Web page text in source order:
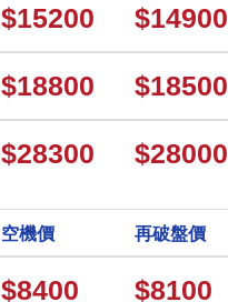
$15200 $14900
$18800 $18500
$28300 $28000
空機價 再破盤價
$8400 $8100